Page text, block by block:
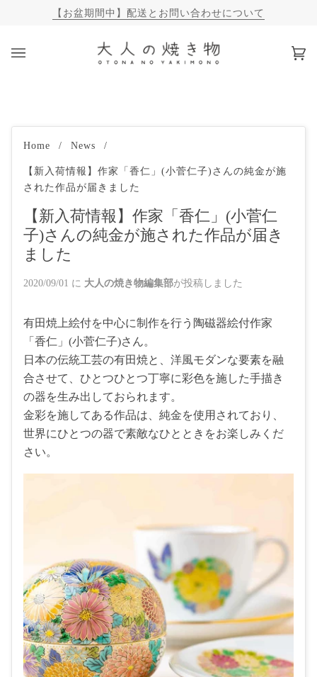
【お盆期間中】配送とお問い合わせについて
カ
Home / News /
【新入荷情報】作家「香仁」(小菅仁子)さんの純金が施
された作品が届きました
【新入荷情報】作家「香仁」(小菅仁
子)さんの純金が施された作品が届き
ました
2020/09/01 に 大人の焼き物編集部が投稿しました
有田焼上絵付を中心に制作を行う陶磁器絵付作家
「香仁」(小菅仁子)さん。
日本の伝統工芸の有田焼と、洋風モダンな要素を融
合させて、ひとつひとつ丁寧に彩色を施した手描き
の器を生み出しておられます。
金彩を施してある作品は、純金を使用されており、
世界にひとつの器で素敵なひとときをお楽しみくだ
さい。